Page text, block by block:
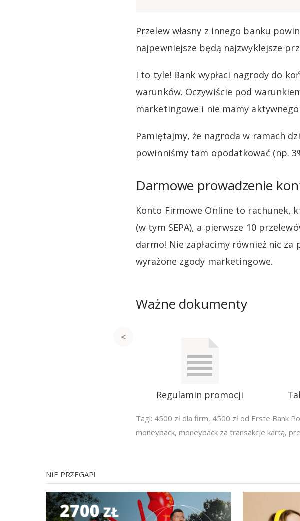
Przelew własny z innego banku
najpewniejsze będą najzwyklejsze
I to tyle! Bank wypłaci nagrody do
warunków. Oczywiście pod
marketingowe i nie mamy
Pamiętajmy, że nagroda w ramach
powinniśmy tam opodatkować (np.
Darmowe prowadzenie
Konto Firmowe Online to rachunek,
(w tym SEPA), a pierwsze 10
darmo! Nie zapłacimy również nic
wyrażone zgody marketingowe.
Ważne dokumenty
Regulamin promocji
Tagi: 4500 zł dla firm, 4500 zł od Erste Bank
moneyback, moneyback za transakcje kartą,
NIE PRZEGAP!